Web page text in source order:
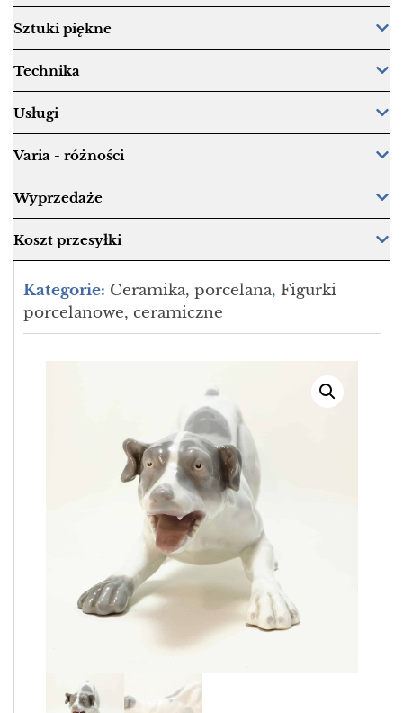
Sztuki piękne
Technika
Usługi
Varia - różności
Wyprzedaże
Koszt przesyłki
Kategorie: Ceramika, porcelana, Figurki
porcelanowe, ceramiczne